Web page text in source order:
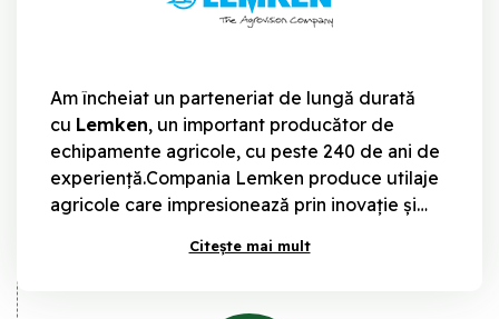
Am încheiat un parteneriat de lungă durată
cu Lemken, un important producător de
echipamente agricole, cu peste 240 de ani de
experiență.Compania Lemken produce utilaje
agricole care impresionează prin inovație și
pentru orice tip de fermă.
Citește mai mult